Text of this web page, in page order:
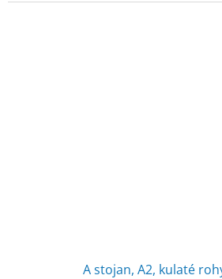
A stojan, A2, kulaté